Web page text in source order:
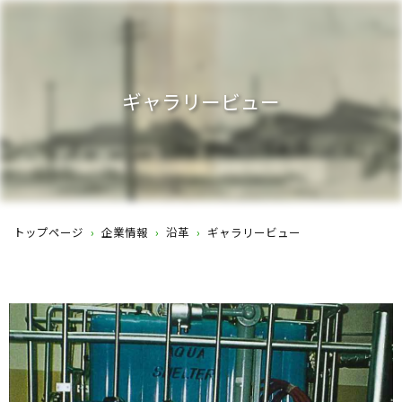
ギャラリービュー
トップページ › 企業情報 › 沿革 › ギャラリービュー